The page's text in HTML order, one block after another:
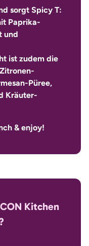
sorgt Spicy T:
Paprika-
und
ist zudem die
Püree,
Kräuter-
& enjoy!
Kitchen